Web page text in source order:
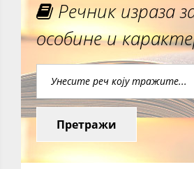
Речник израза
особине и
Претражи